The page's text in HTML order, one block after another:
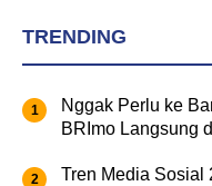
TRENDING
Nggak Perlu ke
BRImo Langsung
Tren Media Sosial